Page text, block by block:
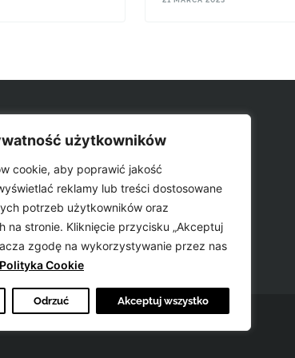
użytkowników
cookie, aby poprawić jakość
reklamy lub treści dostosowane
potrzeb użytkowników oraz
na stronie. Kliknięcie przycisku „Akceptuj
zgodę na wykorzystywanie przez nas
Polityka Cookie
Odrzuć Akceptuj wszystko
treści
Email:redakcja@easyvoice.pl
WSPÓŁPRACE, OFERTY
Email: karol@easyvoice.pl